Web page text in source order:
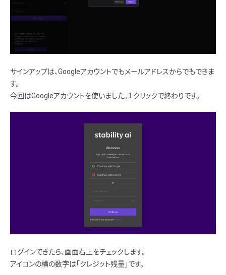
サインアップは、Googleアカウントでもメールアドレスからでもできま
す。
今回はGoogleアカウントを使いました。１クリックで終わりです。
ログインできたら、画面右上をチェックします。
アイコンの横の数字は「クレジット残量」です。